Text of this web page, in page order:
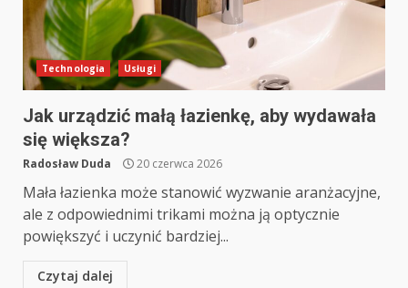
Technologia Usługi
Jak urządzić małą łazienkę, aby wydawała
się większa?
Radosław Duda 20 czerwca 2026
Mała łazienka może stanowić wyzwanie aranżacyjne,
ale z odpowiednimi trikami można ją optycznie
powiększyć i uczynić bardziej...
Czytaj dalej